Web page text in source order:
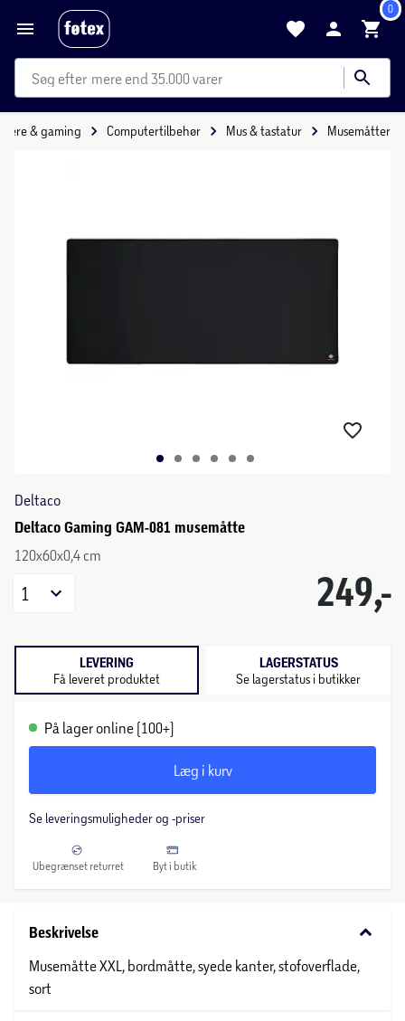
0
mere end 35.000 varer
& gaming Computertilbehør Mus & tastatur Musemåtter
Deltaco
Deltaco Gaming GAM-081 musemåtte
120x60x0,4 cm
249,-
1
LEVERING
Få leveret produktet
LAGERSTATUS
Se lagerstatus i butikker
På lager online (100+)
Læg i kurv
Se leveringsmuligheder og -priser
Ubegrænset returret Byt i butik
Beskrivelse keyboard_arrow_down
Musemåtte XXL, bordmåtte, syede kanter, stofoverflade,
sort